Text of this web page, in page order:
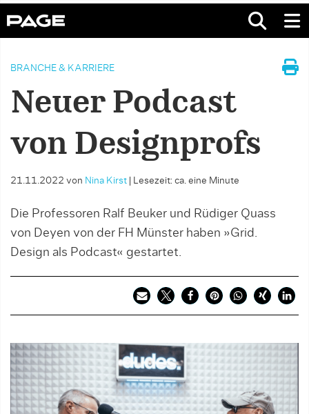
BRANCHE & KARRIERE
Neuer Podcast
von Designprofs
21.11.2022 von Nina Kirst Lesezeit: ca. eine Minute
Die Professoren Ralf Beuker und Rüdiger Quass
von Deyen von der FH Münster haben »Grid.
Design als Podcast« gestartet.